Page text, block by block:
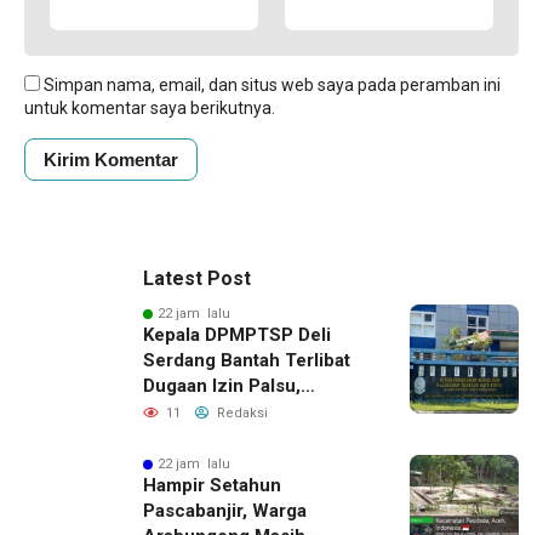
Simpan nama, email, dan situs web saya pada peramban ini
untuk komentar saya berikutnya.
Latest Post
22 jam lalu
Kepala DPMPTSP Deli
Serdang Bantah Terlibat
Dugaan Izin Palsu,
Tegaskan Proses
Jalur Resmi
11 Redaksi
22 jam lalu
Hampir Setahun
Pascabanjir, Warga